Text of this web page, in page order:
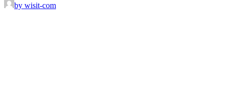
by wisit-com